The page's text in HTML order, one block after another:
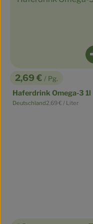
, Preis:
2,69 € / Pg.
Haferdrink Omega-3 1l
, Herkunft:
Deutschland, Referenzpreis:
2,69 € / Liter